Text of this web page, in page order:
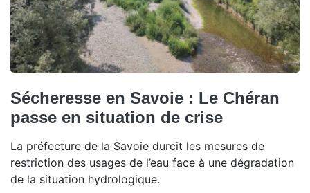
Sécheresse en Savoie : Le Chéran
passe en situation de crise
La préfecture de la Savoie durcit les mesures de
restriction des usages de l’eau face à une dégradation
de la situation hydrologique.